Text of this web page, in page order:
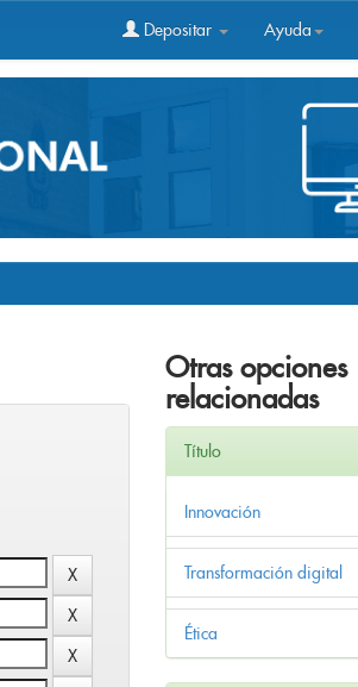
Depositar Ayuda
Otras opciones
relacionadas
Título
Innovación
Transformación digital
Ética